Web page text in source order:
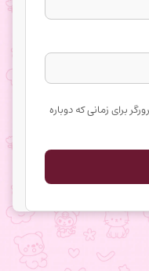
برای زمانی که دوباره